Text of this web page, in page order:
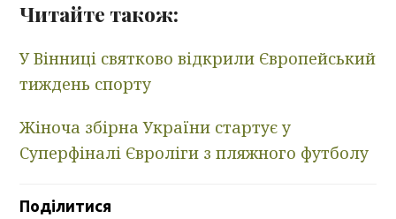
Читайте також:
У Вінниці святково відкрили Європейський
тиждень спорту
Жіноча збірна України стартує у
Суперфіналі Євроліги з пляжного футболу
Поділитися